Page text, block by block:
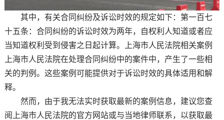
其中，有关合同纠纷及诉讼时效的规定如下：第一百七
十五条：合同纠纷的诉讼时效为两年，自权利人知道或者应
当知道权利受到侵害之日起计算。上海市人民法院相关案例
上海市人民法院在处理合同纠纷中的案件中，产生了一些相
关的判例。这些案例可能提供对于诉讼时效的具体适用和解
释。
然而，由于我无法实时获取最新的案例信息，建议您查
阅上海市人民法院的官方网站或与当地律师联系，以获取最